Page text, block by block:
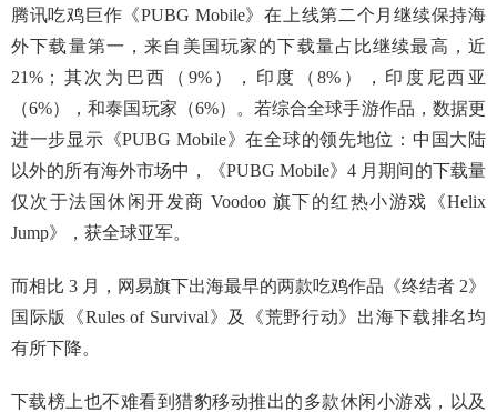
腾讯吃鸡巨作《PUBG Mobile》在上线第二个月继续保持海
外下载量第一，来自美国玩家的下载量占比继续最高，近
21%；其次为巴西（9%），印度（8%），印度尼西亚
（6%），和泰国玩家（6%）。若综合全球手游作品，数据更
进一步显示《PUBG Mobile》在全球的领先地位：中国大陆
以外的所有海外市场中，《PUBG Mobile》4 月期间的下载量
仅次于法国休闲开发商 Voodoo 旗下的红热小游戏《Helix
Jump》，获全球亚军。
而相比 3 月，网易旗下出海最早的两款吃鸡作品《终结者 2》
国际版《Rules of Survival》及《荒野行动》出海下载排名均
有所下降。
下载榜上也不难看到猎豹移动推出的多款休闲小游戏，以及